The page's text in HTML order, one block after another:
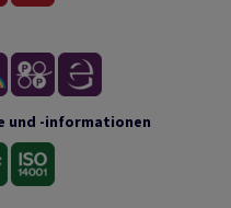
und -informationen